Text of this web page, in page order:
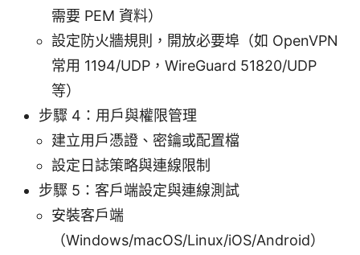
需要 PEM 資料）
設定防火牆規則，開放必要埠（如 OpenVPN
常用 1194/UDP，WireGuard 51820/UDP
等）
步驟 4：用戶與權限管理
建立用戶憑證、密鑰或配置檔
設定日誌策略與連線限制
步驟 5：客戶端設定與連線測試
安裝客戶端
（Windows/macOS/Linux/iOS/Android）